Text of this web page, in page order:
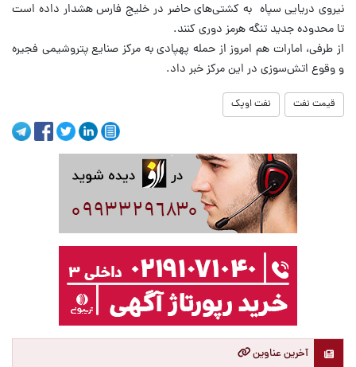
نیروی دریایی سپاه به کشتی‌های حاضر در خلیج فارس هشدار داده است
تا محدوده جدید تنگه هرمز دوری کنند.
از طرفی، امارات هم امروز از حمله پهپادی به مرکز صنایع پتروشیمی فجیره
و وقوع اتش‌سوزی در این مرکز خبر داد.
قیمت نفت نفت اوپک
آخرین عناوین